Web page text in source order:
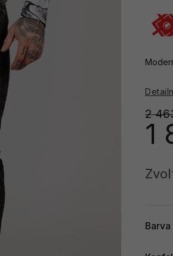
2
1
cena:
Barva